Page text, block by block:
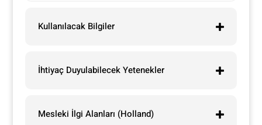
Kullanılacak Bilgiler
İhtiyaç Duyulabilecek Yetenekler
Mesleki İlgi Alanları (Holland)